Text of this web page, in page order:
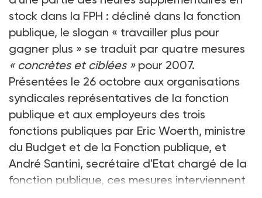
stock dans la FPH : décliné dans la fonction
publique, le slogan « travailler plus pour
gagner plus » se traduit par quatre mesures
« concrètes et ciblées »pour 2007.
Présentées le 26 octobre aux organisations
syndicales représentatives de la fonction
publique et aux employeurs des trois
fonctions publiques par Eric Woerth, ministre
du Budget et de la Fonction publique, et
André Santini, secrétaire d'Etat chargé de la
fonction publique, ces mesures interviennent